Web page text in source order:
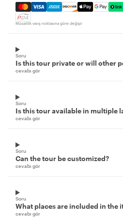
Mastercard, Visa, Amex,
Müsaitlik varış noktasına göre değişir
Soru
Is this tour private or will other
cevabı gör
Soru
Is this tour available in multiple
cevabı gör
Soru
Can the tour be customized?
cevabı gör
Soru
What places are included in the
cevabı gör